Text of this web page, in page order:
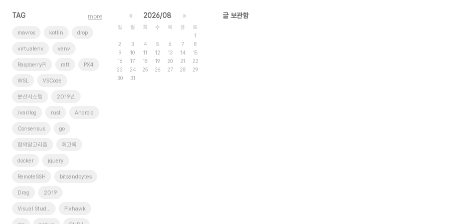
TAG
mavros kotlin drop
virtualenv venv
RaspberryPi raft PX4
WSL VSCode
분산시스템 2019년
/var/log rust Android
Consensus go
합의알고리즘 회고록
docker jquery
RemoteSSH bitsandbytes
Drag 2019
Visual Studio Code Pixhawk
more « 2026/08 »
일 월 화 수 목 금
토
1
2
3 4 5 6 7
8
9
10 11 12 13 14
15
16
17 18 19 20 21
22
23
24 25 26 27 28
29
30
31
글 보관함